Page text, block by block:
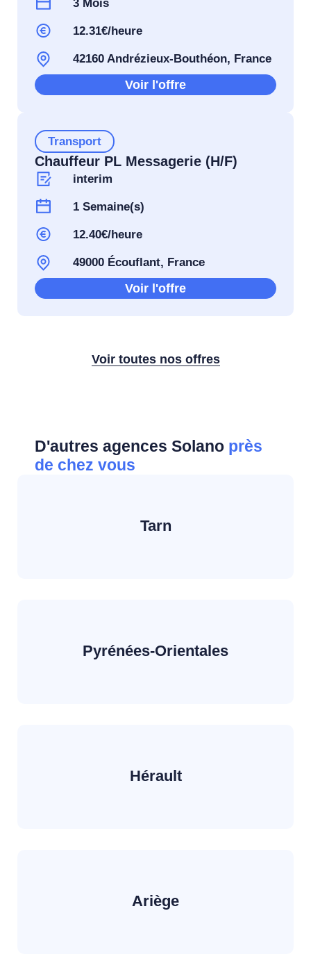
3 Mois
12.31€/heure
42160 Andrézieux-Bouthéon, France
Voir l'offre
Transport
Chauffeur PL Messagerie (H/F)
interim
1 Semaine(s)
12.40€/heure
49000 Écouflant, France
Voir l'offre
Voir toutes nos offres
D'autres agences Solano près
de chez vous
Tarn
Pyrénées-Orientales
Hérault
Ariège